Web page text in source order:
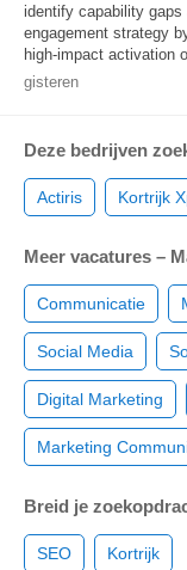
identify capability
engagement strategy
high-impact activation
gisteren
Deze bedrijven
Actiris Kortrijk
Meer vacatures –
Communicatie
Social Media
Digital Marketing
Marketing
Breid je
SEO Kortrijk